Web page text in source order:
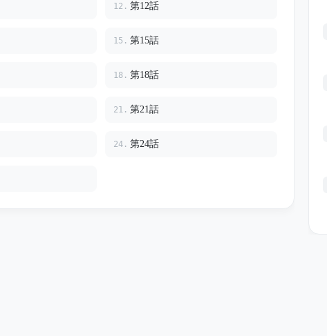
12. 第12話
15. 第15話
18. 第18話
21. 第21話
24. 第24話